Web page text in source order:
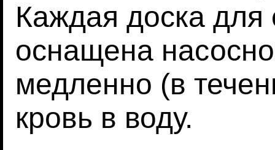
Каждая доска
оснащена
медленно (в
кровь в воду.